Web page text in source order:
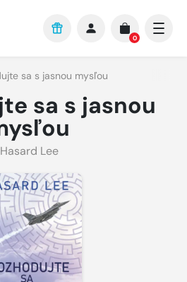
0
sa s jasnou mysľou
sa s jasnou
Hasard Lee